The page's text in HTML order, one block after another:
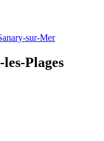
sur-Mer
Plages